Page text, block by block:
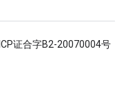
ICP证合字B2-20070004号